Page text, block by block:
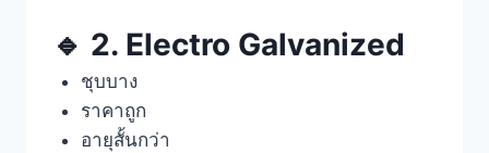
🔹 2. Electro Galvanized
ชุบบาง
ราคาถูก
อายุสั้นกว่า